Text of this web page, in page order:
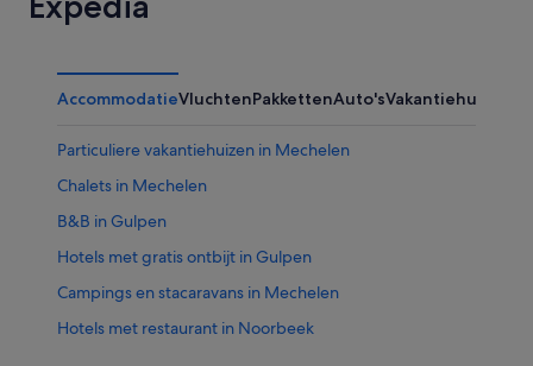
AccommodatieVluchtenPakkettenAuto'sVakantiehuizen
Particuliere vakantiehuizen in Mechelen
Chalets in Mechelen
B&B in Gulpen
Hotels met gratis ontbijt in Gulpen
Campings en stacaravans in Mechelen
Hotels met restaurant in Noorbeek